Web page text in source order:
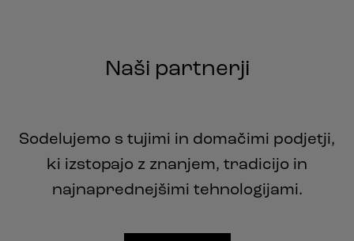
Naši partnerji
Sodelujemo s tujimi in domačimi podjetji,
ki izstopajo z znanjem, tradicijo in
najnaprednejšimi tehnologijami.